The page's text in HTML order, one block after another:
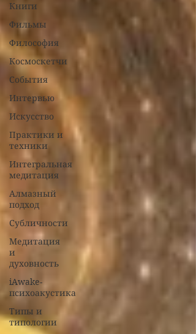
Книги
Фильмы
Философия
Космоскетчи
События
Интервью
Искусство
Практики и
техники
Интегральная
медитация
Алмазный
подход
Субличности
Медитация
и
духовность
iAwake-
психоакустика
Типы и
типологии